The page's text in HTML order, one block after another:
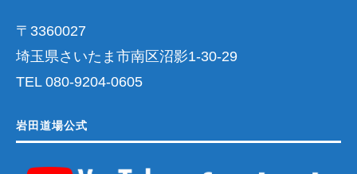
〒3360027
埼玉県さいたま市南区沼影1-30-29
TEL 080-9204-0605
岩田道場公式